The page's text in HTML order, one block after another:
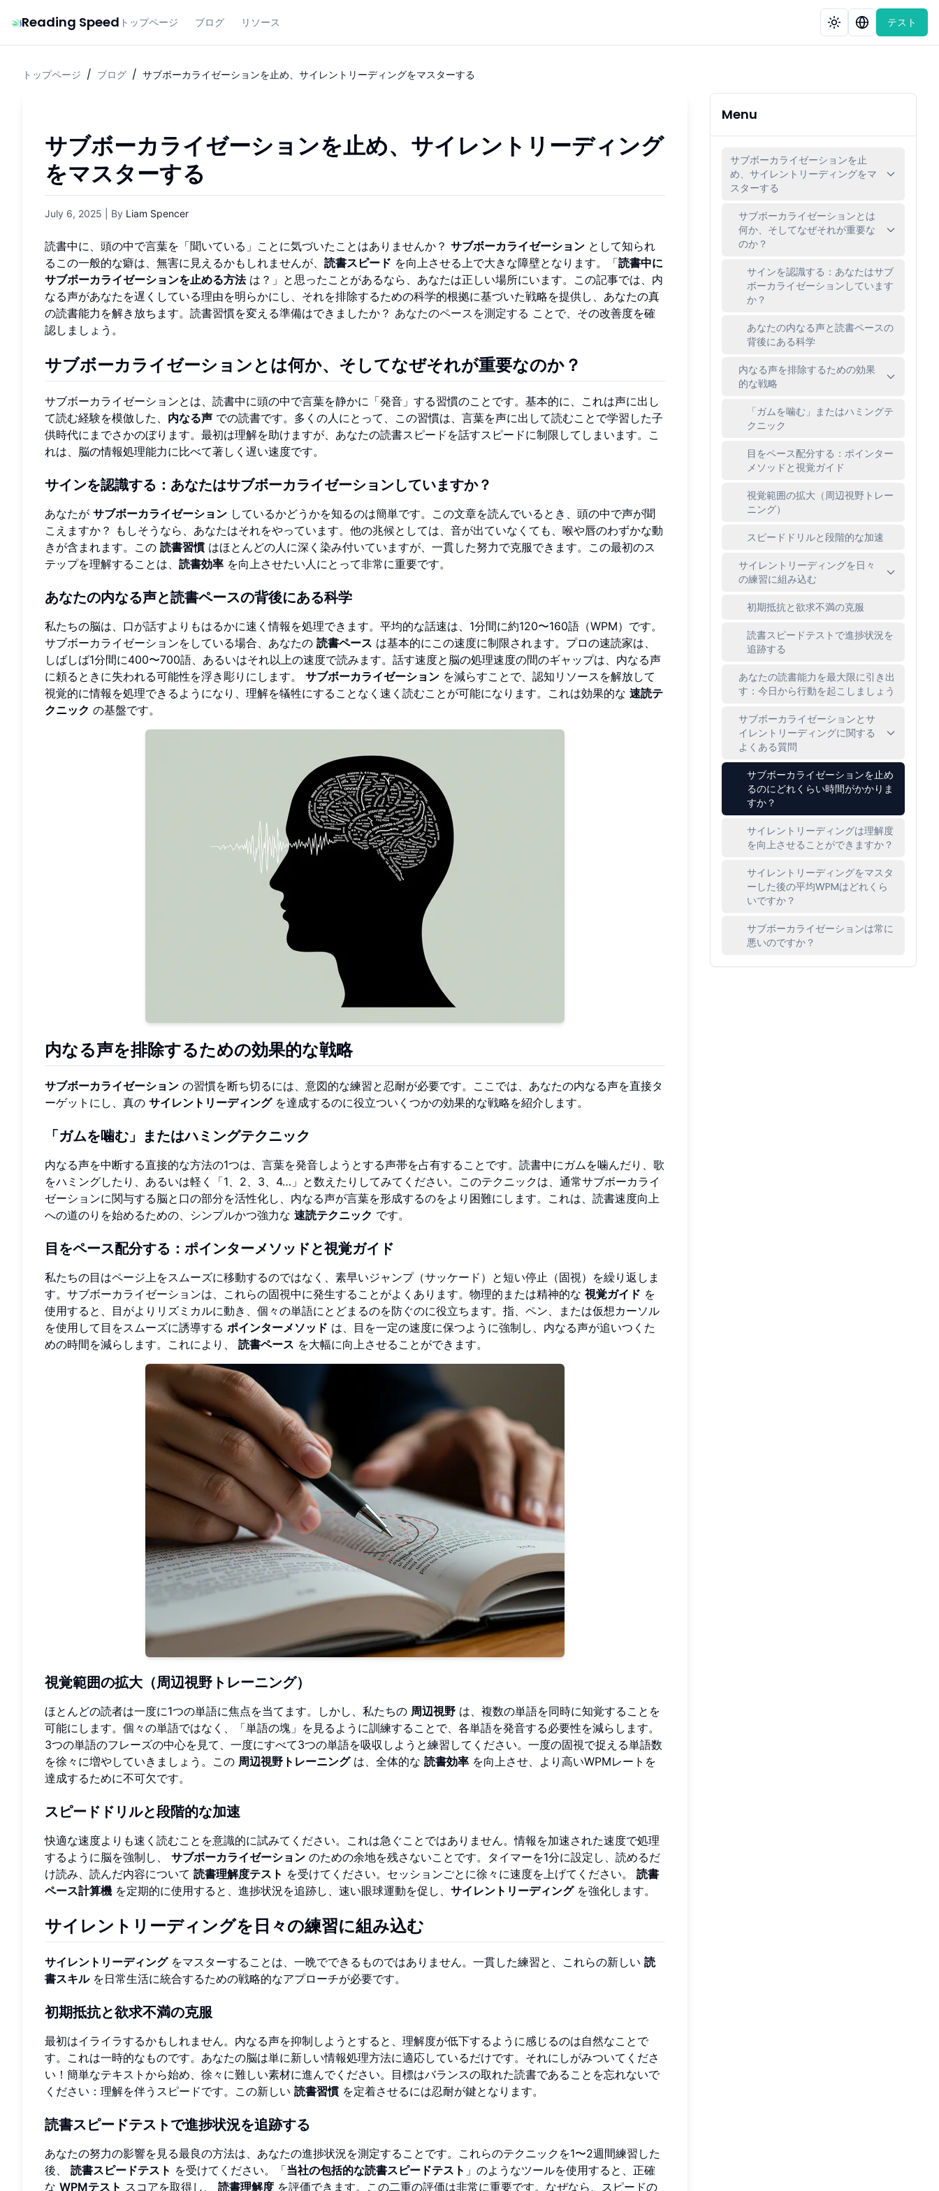
Reading Speed トップページ ブログ リソース テスト
トップページ / ブログ / サブボーカライゼーションを止め、サイレントリーディングをマスターする
サブボーカライゼーションを止め、サイレントリーディング
をマスターする
July 6, 2025 | By Liam Spencer
読書中に、頭の中で言葉を「聞いている」ことに気づいたことはありませんか？ サブボーカライゼーション として知られ
るこの一般的な癖は、無害に見えるかもしれませんが、 読書スピード を向上させる上で大きな障壁となります。「読書中に
サブボーカライゼーションを止める方法は？」と思ったことがあるなら、あなたは正しい場所にいます。この記事では、内
なる声があなたを遅くしている理由を明らかにし、それを排除するための科学的根拠に基づいた戦略を提供し、あなたの真
の読書能力を解き放ちます。読書習慣を変える準備はできましたか？ あなたのペースを測定する ことで、その改善度を確
認しましょう。
サブボーカライゼーションとは何か、そしてなぜそれが重要なのか？
サブボーカライゼーションとは、読書中に頭の中で言葉を静かに「発音」する習慣のことです。基本的に、これは声に出し
て読む経験を模倣した、 内なる声 での読書です。多くの人にとって、この習慣は、言葉を声に出して読むことで学習した子
供時代にまでさかのぼります。最初は理解を助けますが、あなたの読書スピードを話すスピードに制限してしまいます。こ
れは、脳の情報処理能力に比べて著しく遅い速度です。
サインを認識する：あなたはサブボーカライゼーションしていますか？
あなたが サブボーカライゼーション しているかどうかを知るのは簡単です。この文章を読んでいるとき、頭の中で声が聞
こえますか？ もしそうなら、あなたはそれをやっています。他の兆候としては、音が出ていなくても、喉や唇のわずかな動
きが含まれます。この 読書習慣はほとんどの人に深く染み付いていますが、一貫した努力で克服できます。この最初のス
テップを理解することは、 読書効率 を向上させたい人にとって非常に重要です。
あなたの内なる声と読書ペースの背後にある科学
私たちの脳は、口が話すよりもはるかに速く情報を処理できます。平均的な話速は、1分間に約120〜160語（WPM）です。
サブボーカライゼーションをしている場合、あなたの 読書ペース は基本的にこの速度に制限されます。プロの速読家は、
しばしば1分間に400〜700語、あるいはそれ以上の速度で読みます。話す速度と脳の処理速度の間のギャップは、内なる声
に頼るときに失われる可能性を浮き彫りにします。 サブボーカライゼーション を減らすことで、認知リソースを解放して
視覚的に情報を処理できるようになり、理解を犠牲にすることなく速く読むことが可能になります。これは効果的な 速読テ
クニック の基盤です。
内なる声を排除するための効果的な戦略
サブボーカライゼーション の習慣を断ち切るには、意図的な練習と忍耐が必要です。ここでは、あなたの内なる声を直接タ
ーゲットにし、真の サイレントリーディングを達成するのに役立ついくつかの効果的な戦略を紹介します。
「ガムを噛む」またはハミングテクニック
内なる声を中断する直接的な方法の1つは、言葉を発音しようとする声帯を占有することです。読書中にガムを噛んだり、歌
をハミングしたり、あるいは軽く「1、2、3、4…」と数えたりしてみてください。このテクニックは、通常サブボーカライ
ゼーションに関与する脳と口の部分を活性化し、内なる声が言葉を形成するのをより困難にします。これは、読書速度向上
への道のりを始めるための、シンプルかつ強力な 速読テクニック です。
目をペース配分する：ポインターメソッドと視覚ガイド
私たちの目はページ上をスムーズに移動するのではなく、素早いジャンプ（サッケード）と短い停止（固視）を繰り返しま
す。サブボーカライゼーションは、これらの固視中に発生することがよくあります。物理的または精神的な 視覚ガイド を
使用すると、目がよりリズミカルに動き、個々の単語にとどまるのを防ぐのに役立ちます。指、ペン、または仮想カーソル
を使用して目をスムーズに誘導する ポインターメソッド は、目を一定の速度に保つように強制し、内なる声が追いつくた
めの時間を減らします。これにより、 読書ペース を大幅に向上させることができます。
視覚範囲の拡大（周辺視野トレーニング）
ほとんどの読者は一度に1つの単語に焦点を当てます。しかし、私たちの 周辺視野 は、複数の単語を同時に知覚することを
可能にします。個々の単語ではなく、「単語の塊」を見るように訓練することで、各単語を発音する必要性を減らします。
3つの単語のフレーズの中心を見て、一度にすべて3つの単語を吸収しようと練習してください。一度の固視で捉える単語数
を徐々に増やしていきましょう。この 周辺視野トレーニングは、全体的な 読書効率 を向上させ、より高いWPMレートを
達成するために不可欠です。
スピードドリルと段階的な加速
快適な速度よりも速く読むことを意識的に試みてください。これは急ぐことではありません。情報を加速された速度で処理
するように脳を強制し、 サブボーカライゼーション のための余地を残さないことです。タイマーを1分に設定し、読めるだ
け読み、読んだ内容について 読書理解度テスト を受けてください。セッションごとに徐々に速度を上げてください。 読書
ペース計算機 を定期的に使用すると、進捗状況を追跡し、速い眼球運動を促し、 サイレントリーディングを強化します。
サイレントリーディングを日々の練習に組み込む
サイレントリーディングをマスターすることは、一晩でできるものではありません。一貫した練習と、これらの新しい 読
書スキルを日常生活に統合するための戦略的なアプローチが必要です。
初期抵抗と欲求不満の克服
最初はイライラするかもしれません。内なる声を抑制しようとすると、理解度が低下するように感じるのは自然なことで
す。これは一時的なものです。あなたの脳は単に新しい情報処理方法に適応しているだけです。それにしがみついてくださ
い！簡単なテキストから始め、徐々に難しい素材に進んでください。目標はバランスの取れた読書であることを忘れないで
ください：理解を伴うスピードです。この新しい 読書習慣を定着させるには忍耐が鍵となります。
読書スピードテストで進捗状況を追跡する
あなたの努力の影響を見る最良の方法は、あなたの進捗状況を測定することです。これらのテクニックを1〜2週間練習した
後、 読書スピードテスト を受けてください。「当社の包括的な読書スピードテスト 」のようなツールを使用すると、正確
な WPMテスト スコアを取得し、 読書理解度 を評価できます。この二重の評価は非常に重要です。なぜなら、スピードの
Menu
サブボーカライゼーションを止
め、サイレントリーディングをマ
スターする
サブボーカライゼーションとは
何か、そしてなぜそれが重要な
のか？
サインを認識する：あなたはサブ
ボーカライゼーションしています
か？
あなたの内なる声と読書ペースの
背後にある科学
内なる声を排除するための効果
的な戦略
「ガムを噛む」またはハミングテ
クニック
目をペース配分する：ポインター
メソッドと視覚ガイド
視覚範囲の拡大（周辺視野トレー
ニング）
スピードドリルと段階的な加速
サイレントリーディングを日々
の練習に組み込む
初期抵抗と欲求不満の克服
読書スピードテストで進捗状況を
追跡する
あなたの読書能力を最大限に引き出
す：今日から行動を起こしましょう
サブボーカライゼーションとサ
イレントリーディングに関する
よくある質問
サブボーカライゼーションを止め
るのにどれくらい時間がかかりま
すか？
サイレントリーディングは理解度
を向上させることができますか？
サイレントリーディングをマスタ
ーした後の平均WPMはどれくら
いですか？
サブボーカライゼーションは常に
悪いのですか？